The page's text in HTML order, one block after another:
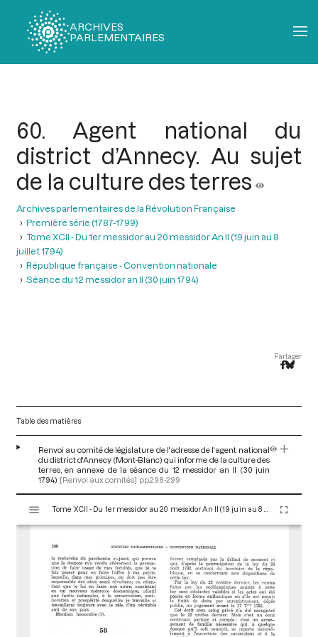
ARCHIVES
PARLEMENTAIRES
60. Agent national du
district d’Annecy. Au sujet
de la culture des terres
Archives parlementaires de la Révolution Française
Première série (1787-1799)
Tome XCII - Du 1er messidor au 20 messidor An II (19 juin au 8
juillet 1794)
République française - Convention nationale
Séance du 12 messidor an II (30 juin 1794)
Partager
Table des matières
Renvoi au comité de législature de l'adresse de l'agent national
du district d'Annecy (Mont-Blanc) qui informe de la culture des
terres, en annexe de la séance du 12 messidor an II (30 juin
1794) [Renvoi aux comités] pp.298-299
s